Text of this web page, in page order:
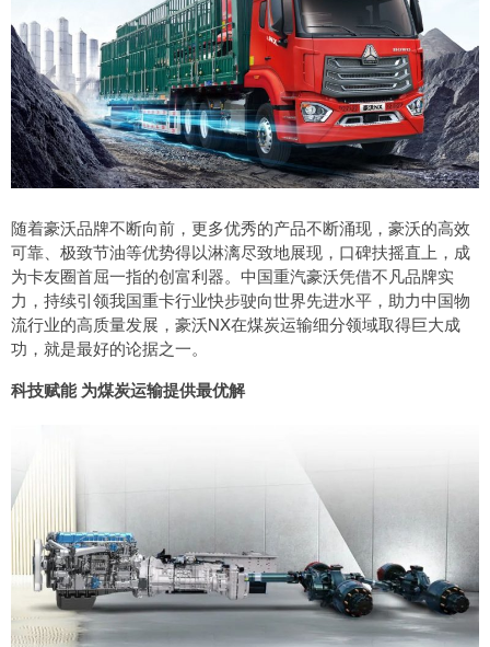
随着豪沃品牌不断向前，更多优秀的产品不断涌现，豪沃的高效
可靠、极致节油等优势得以淋漓尽致地展现，口碑扶摇直上，成
为卡友圈首屈一指的创富利器。中国重汽豪沃凭借不凡品牌实
力，持续引领我国重卡行业快步驶向世界先进水平，助力中国物
流行业的高质量发展，豪沃NX在煤炭运输细分领域取得巨大成
功，就是最好的论据之一。
科技赋能 为煤炭运输提供最优解